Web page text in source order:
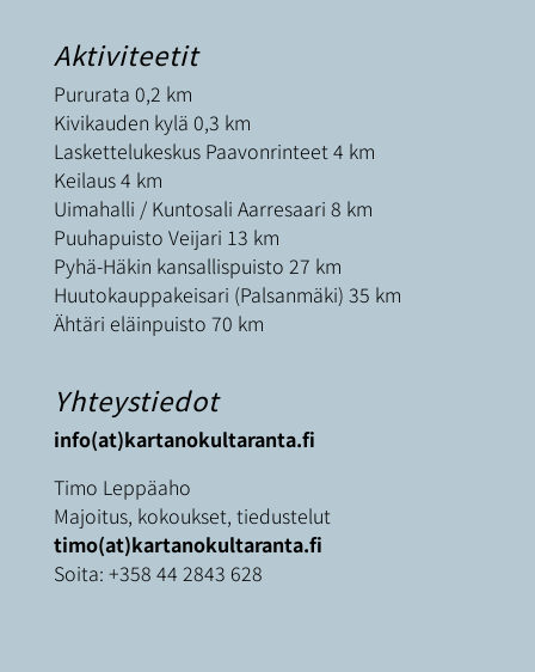
Aktiviteetit
Pururata 0,2 km
Kivikauden kylä 0,3 km
Laskettelukeskus Paavonrinteet 4 km
Keilaus 4 km
Uimahalli / Kuntosali Aarresaari 8 km
Puuhapuisto Veijari 13 km
Pyhä-Häkin kansallispuisto 27 km
Huutokauppakeisari (Palsanmäki) 35 km
Ähtäri eläinpuisto 70 km
Yhteystiedot
info(at)kartanokultaranta.fi
Timo Leppäaho
Majoitus, kokoukset, tiedustelut
timo(at)kartanokultaranta.fi
Soita: +358 44 2843 628